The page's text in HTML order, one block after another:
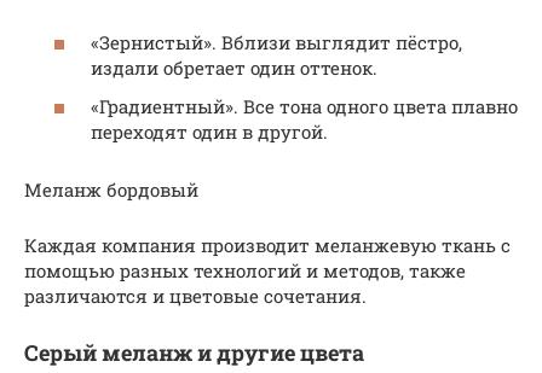
«Зернистый». Вблизи выглядит пёстро,
издали обретает один оттенок.
«Градиентный». Все тона одного цвета плавно
переходят один в другой.
Меланж бордовый
Каждая компания производит меланжевую ткань с
помощью разных технологий и методов, также
различаются и цветовые сочетания.
Серый меланж и другие цвета